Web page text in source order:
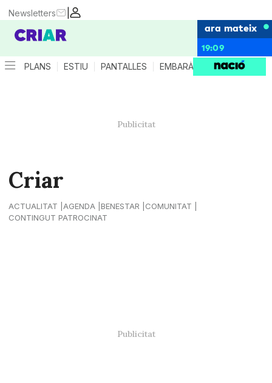
|
Newsletters
ara mateix
19:09
PLANS ESTIU PANTALLES EMBARÀS CRIANÇA
Criar
ACTUALITAT AGENDA BENESTAR
COMUNITAT
CONTINGUT PATROCINAT